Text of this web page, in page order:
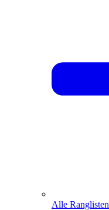
Alle Ranglisten